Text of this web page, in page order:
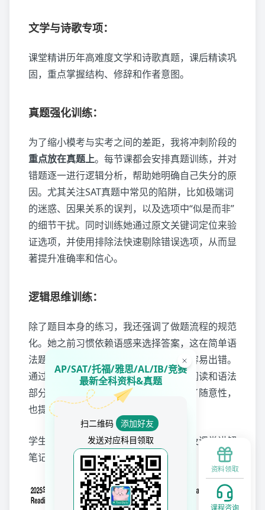
文学与诗歌专项：
课堂精讲历年高难度文学和诗歌真题，课后精读巩
固，重点掌握结构、修辞和作者意图。
真题强化训练：
为了缩小模考与实考之间的差距，我将冲刺阶段的
重点放在真题上。每节课都会安排真题训练，并对
错题逐一进行逻辑分析，帮助她明确自己失分的原
因。尤其关注SAT真题中常见的陷阱，比如极端词
的迷惑、因果关系的误判，以及选项中“似是而非”
的细节干扰。同时训练她通过原文关键词定位来验
证选项，并使用排除法快速剔除错误选项，从而显
著提升准确率和信心。
逻辑思维训练：
除了题目本身的练习，我还强调了做题流程的规范
化。她之前习惯依赖语感来选择答案，这在简单语
法题上可能勉强可行，但遇到难题时很容易出错。
通过课堂和课后的训练，她逐渐养成了阅读和语法
部分分别的严谨的解题习惯，不仅减少了随意性，
也提升了整体的稳定性。
学生课后作业中错的诗歌相关真题，以及课堂讲解
笔记：
资料领取
课程咨询
AP/SAT/托福/雅思/AL/IB/竞赛
最新全科资料&真题
扫二维码
添加好友
发送对应科目领取